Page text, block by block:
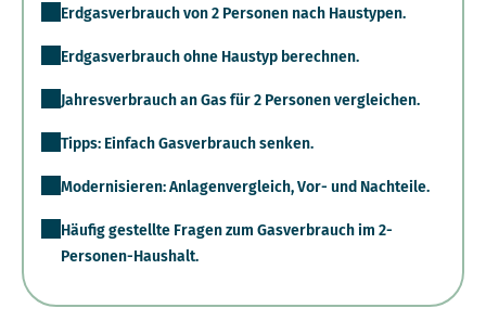
Erdgasverbrauch von 2 Personen nach Haustypen.
Erdgasverbrauch ohne Haustyp berechnen.
Jahresverbrauch an Gas für 2 Personen vergleichen.
Tipps: Einfach Gasverbrauch senken.
Modernisieren: Anlagenvergleich, Vor- und Nachteile.
Häufig gestellte Fragen zum Gasverbrauch im 2-
Personen-Haushalt.